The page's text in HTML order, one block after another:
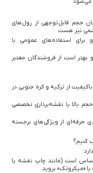
حجم قابل‌توجهی از رول‌های
رسمی نیز هست
استفاده‌های عمومی یا
بهتر است از فروشندگان معتبر
از ترکیه و کره جنوبی در
بالا یا نقشه‌برداری تخصصی
حرفه‌ای از ویژگی‌های برجسته
کنیم؟
است (مانند چاپ نقشه یا
«میکروتک» بروید